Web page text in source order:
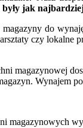
jak
do
czy lokalne
magazynowej
Wynajem
magazynowych